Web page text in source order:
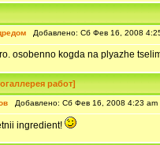
Добавлено: Сб Фев 16, 2008
osobenno kogda na plyazhe
работ]
Добавлено: Сб Фев 16, 2008 4:23
ingredient!